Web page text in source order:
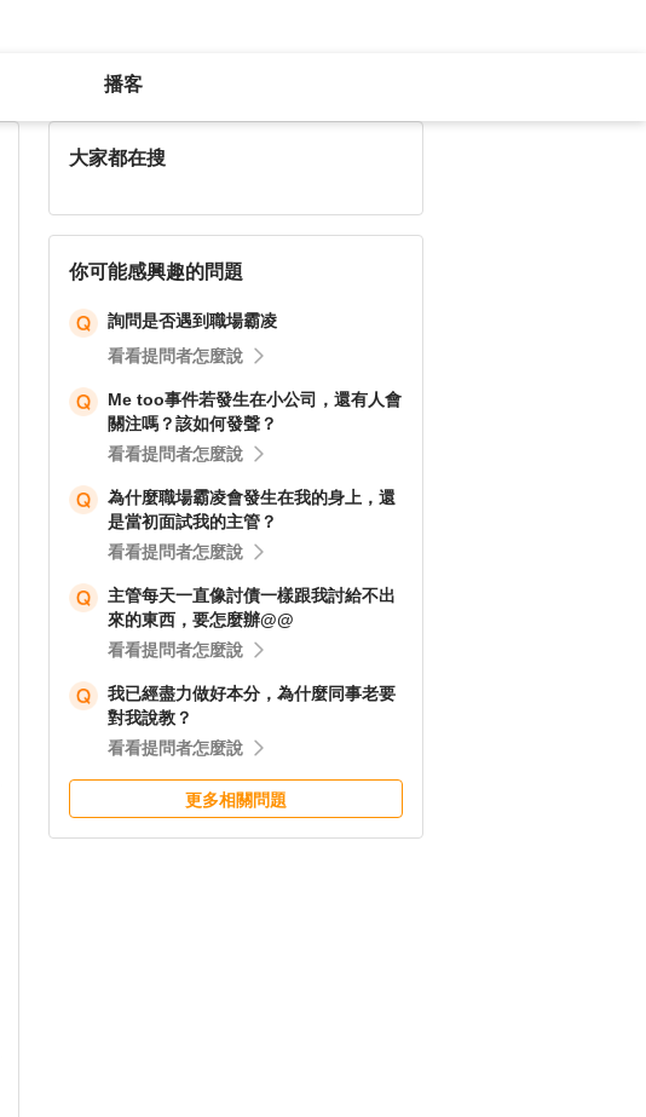
播客
大家都在搜
你可能感興趣的問題
詢問是否遇到職場霸凌
看看提問者怎麼說
Me too事件若發生在小公司，還有人會
關注嗎？該如何發聲？
看看提問者怎麼說
為什麼職場霸凌會發生在我的身上，還
是當初面試我的主管？
看看提問者怎麼說
主管每天一直像討債一樣跟我討給不出
來的東西，要怎麼辦@@
看看提問者怎麼說
我已經盡力做好本分，為什麼同事老要
對我說教？
看看提問者怎麼說
更多相關問題